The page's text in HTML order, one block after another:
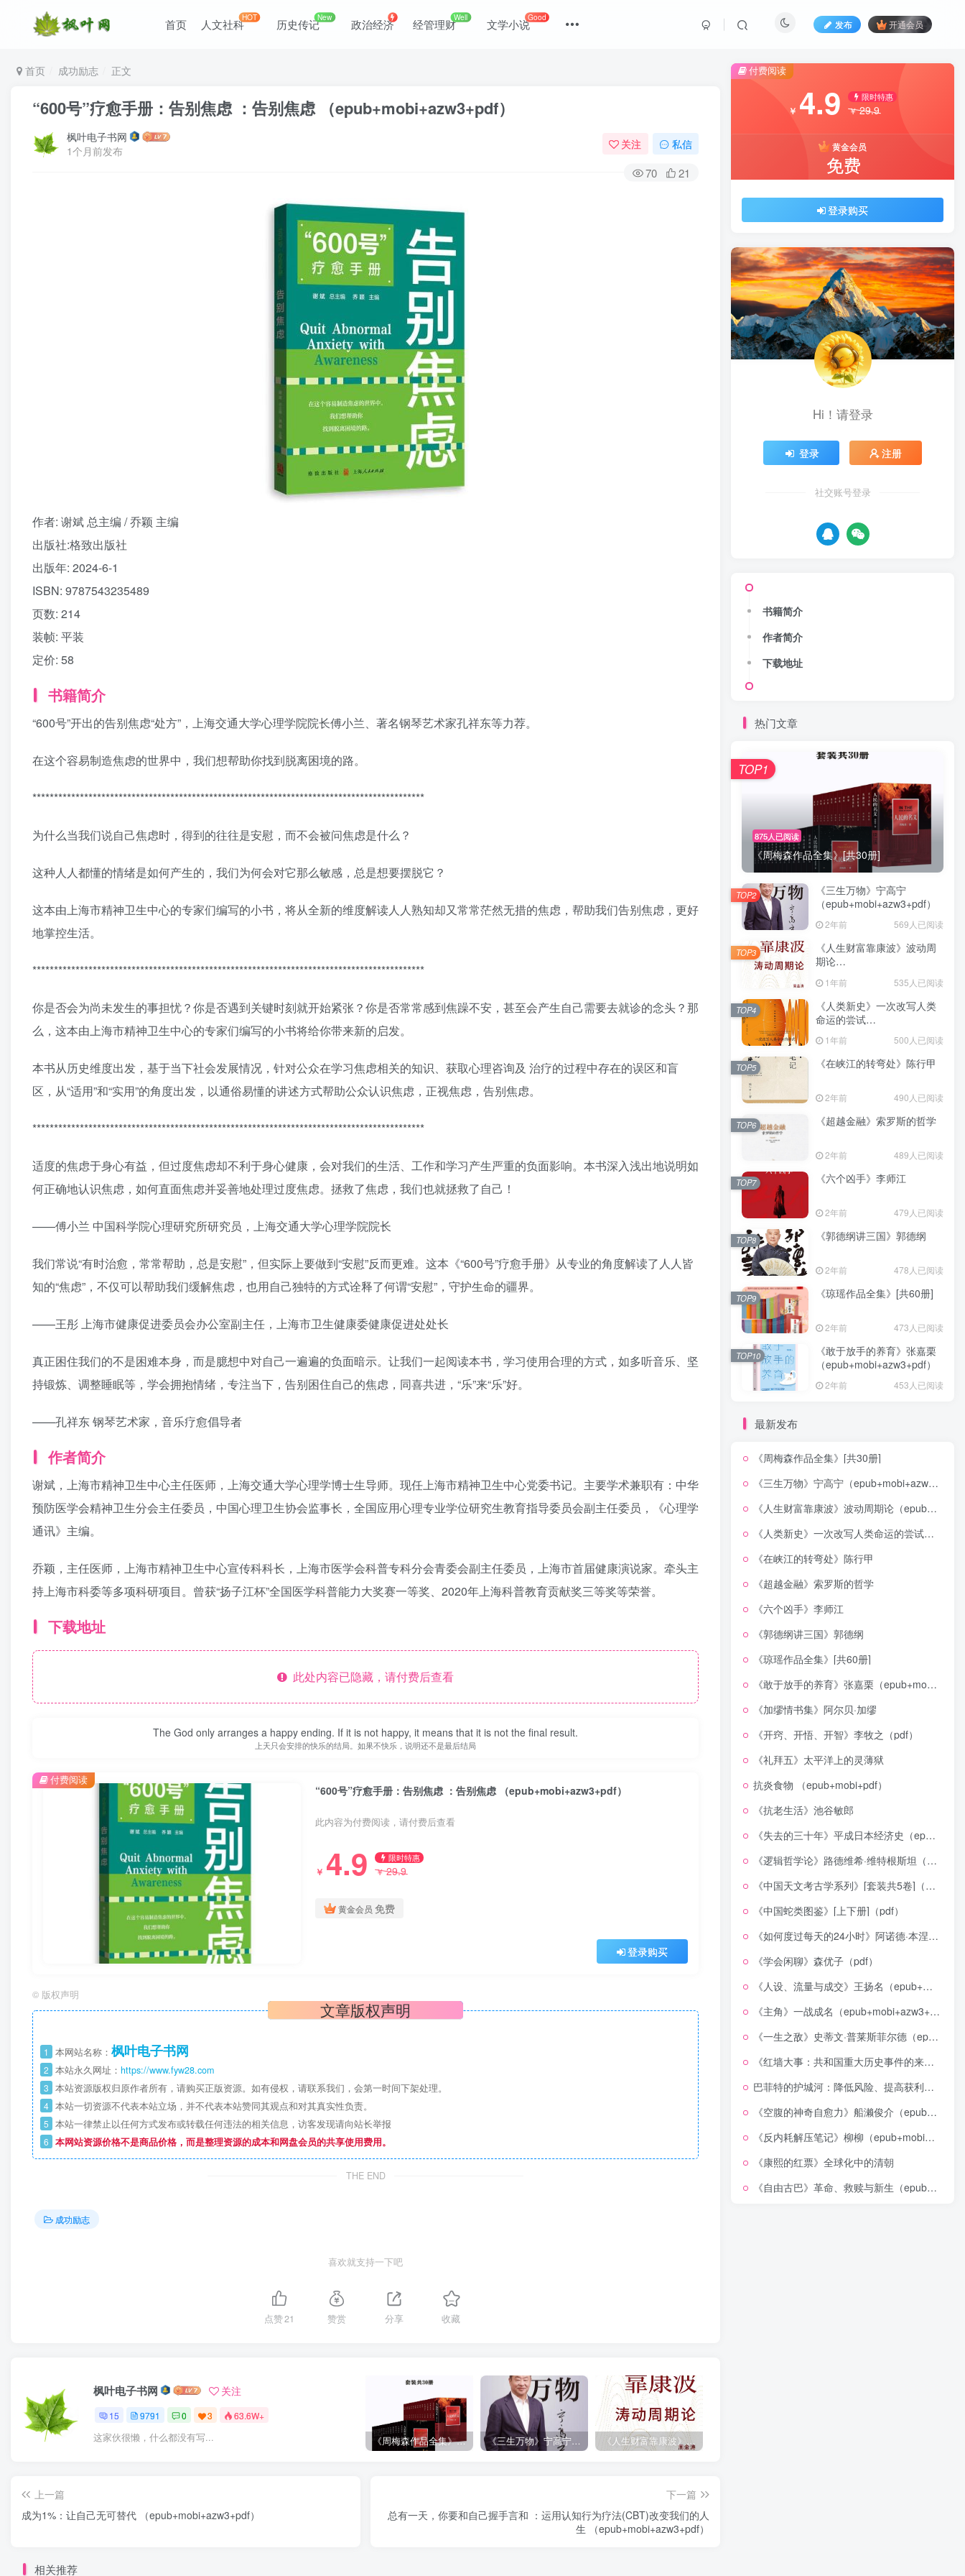
首页 人文社科HOT 历史传记New 政治经济 经管理财Well 文学小说Good
发布 开通会员
首页 成功励志 正文
“600号”疗愈手册：告别焦虑 ：告别焦虑 （epub+mobi+azw3+pdf）
枫叶电子书网
1个月前发布
关注 私信
70 21
作者: 谢斌 总主编 / 乔颖 主编
出版社:格致出版社
出版年: 2024-6-1
ISBN: 9787543235489
页数: 214
装帧: 平装
定价: 58
书籍简介
“600号”开出的告别焦虑“处方”，上海交通大学心理学院院长傅小兰、著名钢琴艺术家孔祥东等力荐。
在这个容易制造焦虑的世界中，我们想帮助你找到脱离困境的路。
*******************************************************************************************
为什么当我们说自己焦虑时，得到的往往是安慰，而不会被问焦虑是什么？
这种人人都懂的情绪是如何产生的，我们为何会对它那么敏感，总是想要摆脱它？
这本由上海市精神卫生中心的专家们编写的小书，将从全新的维度解读人人熟知却又常常茫然无措的焦虑，帮助我们告别焦虑，更好
地掌控生活。
*******************************************************************************************
你是否会为尚未发生的事担忧？你是否遇到关键时刻就开始紧张？你是否常常感到焦躁不安，甚至会产生自己需要去就诊的念头？那
么，这本由上海市精神卫生中心的专家们编写的小书将给你带来新的启发。
本书从历史维度出发，基于当下社会发展情况，针对公众在学习焦虑相关的知识、获取心理咨询及 治疗的过程中存在的误区和盲
区，从“适用”和“实用”的角度出发，以通俗易懂的讲述方式帮助公众认识焦虑，正视焦虑，告别焦虑。
*******************************************************************************************
适度的焦虑于身心有益，但过度焦虑却不利于身心健康，会对我们的生活、工作和学习产生严重的负面影响。本书深入浅出地说明如
何正确地认识焦虑，如何直面焦虑并妥善地处理过度焦虑。拯救了焦虑，我们也就拯救了自己！
——傅小兰 中国科学院心理研究所研究员，上海交通大学心理学院院长
我们常说“有时治愈，常常帮助，总是安慰”，但实际上要做到“安慰”反而更难。这本《“600号”疗愈手册》从专业的角度解读了人人皆
知的“焦虑”，不仅可以帮助我们缓解焦虑，也用自己独特的方式诠释了何谓“安慰”，守护生命的疆界。
——王彤 上海市健康促进委员会办公室副主任，上海市卫生健康委健康促进处处长
真正困住我们的不是困难本身，而是臆想中对自己一遍遍的负面暗示。让我们一起阅读本书，学习使用合理的方式，如多听音乐、坚
持锻炼、调整睡眠等，学会拥抱情绪，专注当下，告别困住自己的焦虑，同喜共进，“乐”来“乐”好。
——孔祥东 钢琴艺术家，音乐疗愈倡导者
作者简介
谢斌，上海市精神卫生中心主任医师，上海交通大学心理学博士生导师。现任上海市精神卫生中心党委书记。主要学术兼职有：中华
预防医学会精神卫生分会主任委员，中国心理卫生协会监事长，全国应用心理专业学位研究生教育指导委员会副主任委员，《心理学
通讯》主编。
乔颖，主任医师，上海市精神卫生中心宣传科科长，上海市医学会科普专科分会青委会副主任委员，上海市首届健康演说家。牵头主
持上海市科委等多项科研项目。曾获“扬子江杯”全国医学科普能力大奖赛一等奖、2020年上海科普教育贡献奖三等奖等荣誉。
下载地址
此处内容已隐藏，请付费后查看
The God only arranges a happy ending. If it is not happy, it means that it is not the final result.
上天只会安排的快乐的结局。如果不快乐，说明还不是最后结局
“600号”疗愈手册：告别焦虑 ：告别焦虑 （epub+mobi+azw3+pdf）
此内容为付费阅读，请付费后查看
￥ 4.9 限时特惠
￥29.9
黄金会员 免费
登录购买
付费阅读
© 版权声明
文章版权声明
1 本网站名称： 枫叶电子书网
2 本站永久网址： https://www.fyw28.com
3 本站资源版权归原作者所有，请购买正版资源。如有侵权，请联系我们，会第一时间下架处理。
4 本站一切资源不代表本站立场，并不代表本站赞同其观点和对其真实性负责。
5 本站一律禁止以任何方式发布或转载任何违法的相关信息，访客发现请向站长举报
6 本网站资源价格不是商品价格，而是整理资源的成本和网盘会员的共享使用费用。
THE END
成功励志
喜欢就支持一下吧
点赞21 赞赏 分享 收藏
枫叶电子书网 关注
15 9791 0 3 63.6W+
这家伙很懒，什么都没有写... 《周梅森作品全集》[共30册] 《三生万物》宁高宁（epub+mobi+azw3+pdf） 《人生财富靠康波》波动周期论（epub+mobi+azw3+pdf）
上一篇
成为1%：让自己无可替代 （epub+mobi+azw3+pdf）
下一篇
总有一天，你要和自己握手言和 ：运用认知行为疗法(CBT)改变我们的人
生 （epub+mobi+azw3+pdf）
相关推荐
付费阅读
￥ 4.9 限时特惠
￥29.9
黄金会员
免费
登录购买
Hi！请登录
登录 注册
社交账号登录
书籍简介
作者简介
下载地址
热门文章
875人已阅读
《周梅森作品全集》[共30册]
TOP1
《三生万物》宁高宁
（epub+mobi+azw3+pdf）
2年前 569人已阅读
TOP2
《人生财富靠康波》波动周
期论
1年前 535人已阅读
TOP3
《人类新史》一次改写人类
命运的尝试
1年前 500人已阅读
TOP4
《在峡江的转弯处》陈行甲
2年前 490人已阅读
TOP5
《超越金融》索罗斯的哲学
2年前 489人已阅读
TOP6
《六个凶手》李师江
2年前 479人已阅读
TOP7
《郭德纲讲三国》郭德纲
2年前 478人已阅读
TOP8
《琼瑶作品全集》[共60册]
2年前 473人已阅读
TOP9
《敢于放手的养育》张嘉栗
（epub+mobi+azw3+pdf）
2年前 453人已阅读
TOP10
最新发布
《周梅森作品全集》[共30册]
《三生万物》宁高宁（epub+mobi+azw3+pdf）
《人生财富靠康波》波动周期论（epub+mobi+azw3+pdf）
《人类新史》一次改写人类命运的尝试（epub+mobi+azw3+pdf）
《在峡江的转弯处》陈行甲
《超越金融》索罗斯的哲学
《六个凶手》李师江
《郭德纲讲三国》郭德纲
《琼瑶作品全集》[共60册]
《敢于放手的养育》张嘉栗（epub+mobi+azw3+pdf）
《加缪情书集》阿尔贝·加缪
《开窍、开悟、开智》李牧之（pdf）
《礼拜五》太平洋上的灵薄狱
抗炎食物 （epub+mobi+pdf）
《抗老生活》池谷敏郎
《失去的三十年》平成日本经济史（epub+mobi+azw3+pdf）
《逻辑哲学论》路德维希·维特根斯坦（epub+mobi+azw3+pdf）
《中国天文考古学系列》[套装共5卷]（epub+mobi+azw3+pdf）
《中国蛇类图鉴》[上下册]（pdf）
《如何度过每天的24小时》阿诺德·本涅特（epub+mobi+azw3+pdf）
《学会闲聊》森优子（pdf）
《人设、流量与成交》王扬名（epub+mobi+azw3+pdf）
《主角》一战成名（epub+mobi+azw3+pdf）
《一生之敌》史蒂文·普莱斯菲尔德（epub+mobi+azw3+pdf）
《红墙大事：共和国重大历史事件的来龙去脉》（全二册）（pdf）
巴菲特的护城河：降低风险、提高获利的股市真规则(epub+azw3+mobi)
《空腹的神奇自愈力》船濑俊介（epub+mobi+azw3+pdf）
《反内耗解压笔记》柳柳（epub+mobi+azw3+pdf）
《康熙的红票》全球化中的清朝
《自由古巴》革命、救赎与新生（epub+mobi+azw3+pdf）
登录
没有账号？立即注册
用户名/手机号/邮箱
登录密码
记住登录
社交账号登录